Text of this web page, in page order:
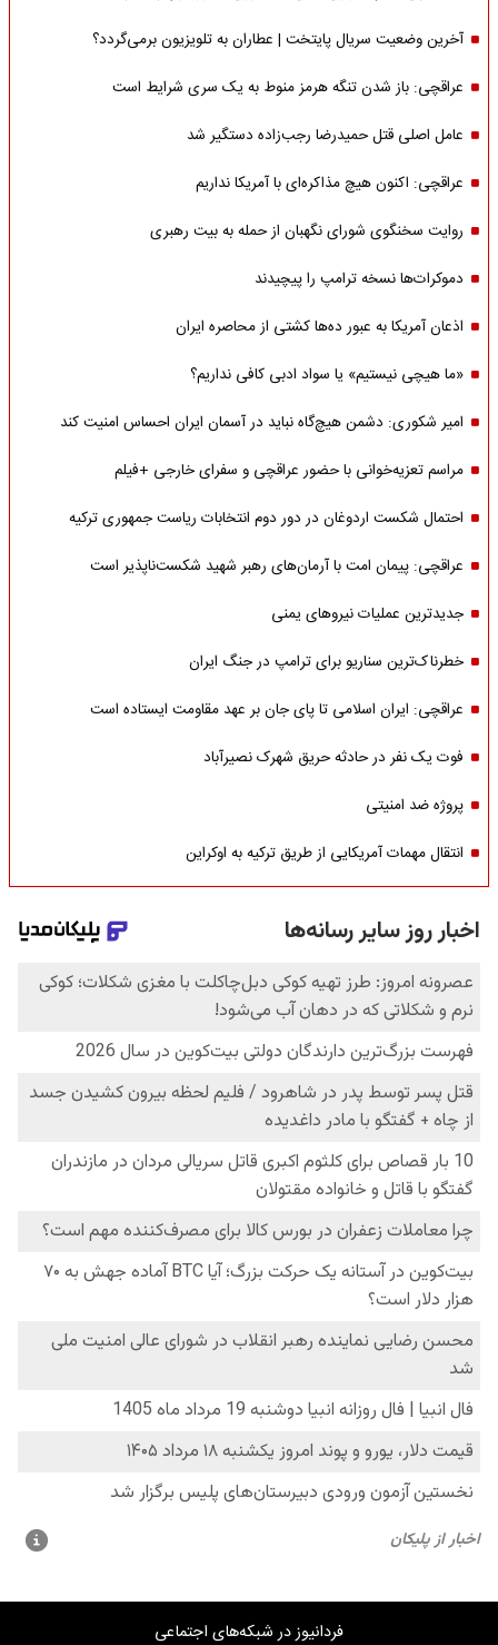
آخرین وضعیت سریال پایتخت | عطاران به تلویزیون برمی‌گردد؟
عراقچی: باز شدن تنگه هرمز منوط به یک سری شرایط است
عامل اصلی قتل حمیدرضا رجب‌زاده دستگیر شد
عراقچی: اکنون هیچ مذاکره‌ای با آمریکا نداریم
روایت سخنگوی شورای نگهبان از حمله به بیت رهبری
دموکرات‌ها نسخه ترامپ را پیچیدند
اذعان آمریکا به عبور ده‌ها کشتی از محاصره ایران
«ما هیچی نیستیم» یا سواد ادبی کافی نداریم؟
امیر شکوری: دشمن هیچ‌گاه نباید در آسمان ایران احساس امنیت کند
مراسم تعزیه‌خوانی با حضور عراقچی و سفرای خارجی +فیلم
احتمال شکست اردوغان در دور دوم انتخابات ریاست جمهوری ترکیه
عراقچی: پیمان امت با آرمان‌های رهبر شهید شکست‌ناپذیر است
جدیدترین عملیات نیروهای یمنی
خطرناک‌ترین سناریو برای ترامپ در جنگ ایران
عراقچی: ایران اسلامی تا پای جان بر عهد مقاومت ایستاده است
فوت یک نفر در حادثه حریق شهرک نصیرآباد
پروژه ضد امنیتی
انتقال مهمات آمریکایی از طریق ترکیه به اوکراین
فردانیوز در شبکه‌های اجتماعی